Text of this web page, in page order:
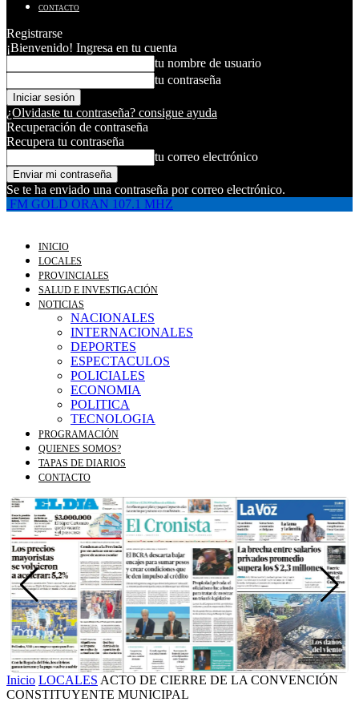
CONTACTO
Registrarse
¡Bienvenido! Ingresa en tu cuenta
tu nombre de usuario
tu contraseña
¿Olvidaste tu contraseña? consigue ayuda
Recuperación de contraseña
Recupera tu contraseña
tu correo electrónico
Se te ha enviado una contraseña por correo electrónico.
FM GOLD ORAN 107.1 MHZ
INICIO
LOCALES
PROVINCIALES
SALUD E INVESTIGACIÓN
NOTICIAS
NACIONALES
INTERNACIONALES
DEPORTES
ESPECTACULOS
POLICIALES
ECONOMIA
POLITICA
TECNOLOGIA
PROGRAMACIÓN
QUIENES SOMOS?
TAPAS DE DIARIOS
CONTACTO
Inicio LOCALES ACTO DE CIERRE DE LA CONVENCIÓN
CONSTITUYENTE MUNICIPAL